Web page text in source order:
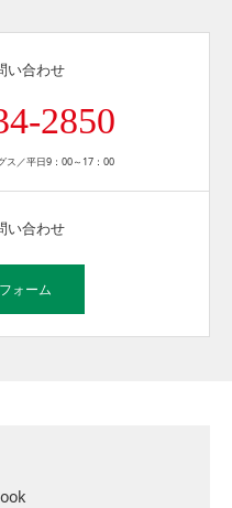
い合わせ
2850
ス／平日9：00～17：00
い合わせ
ォーム